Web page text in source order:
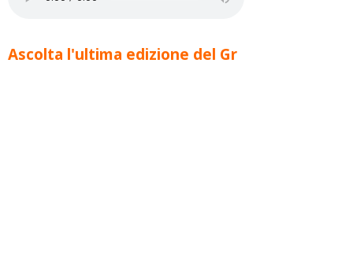
Ascolta l'ultima edizione del Gr